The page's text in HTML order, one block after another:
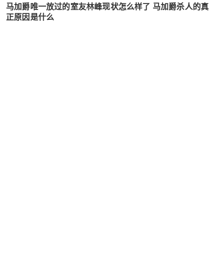
马加爵唯一放过的室友林峰现状怎么样了 马加爵杀人的真
正原因是什么